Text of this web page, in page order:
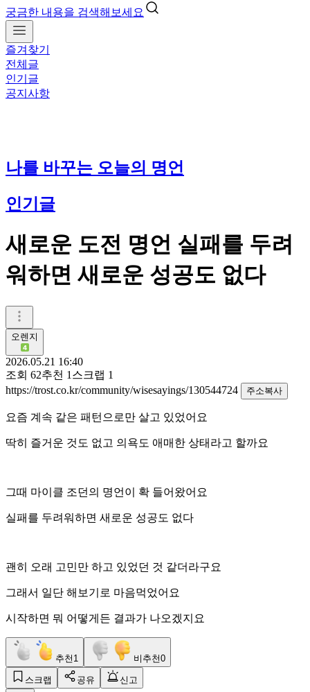
궁금한 내용을 검색해보세요
즐겨찾기
전체글
인기글
공지사항
나를 바꾸는 오늘의 명언
인기글
새로운 도전 명언 실패를 두려
워하면 새로운 성공도 없다
오렌지
2026.05.21 16:40
조회 62추천 1 스크랩 1
https://trost.co.kr/community/wisesayings/130544724
주소복사
요즘 계속 같은 패턴으로만 살고 있었어요
딱히 즐거운 것도 없고 의욕도 애매한 상태라고 할까요
그때 마이클 조던의 명언이 확 들어왔어요
실패를 두려워하면 새로운 성공도 없다
괜히 오래 고민만 하고 있었던 것 같더라구요
그래서 일단 해보기로 마음먹었어요
시작하면 뭐 어떻게든 결과가 나오겠지요
추천 1 비추천0
스크랩 공유
신고